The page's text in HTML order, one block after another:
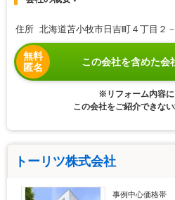
住所 北海道苫小牧市日吉町４丁目２
無料
匿名
この会社を含めた会
※リフォーム内容に
この会社をご紹介できない
トーリツ株式会社
事例中心価格帯